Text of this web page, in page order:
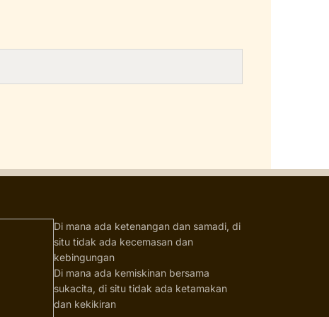
Di mana ada ketenangan dan samadi, di
situ tidak ada kecemasan dan
kebingungan
Di mana ada kemiskinan bersama
sukacita, di situ tidak ada ketamakan
dan kekikiran